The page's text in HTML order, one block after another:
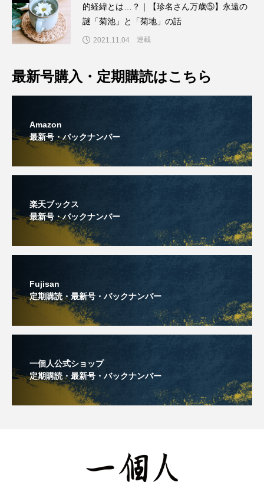
的経緯とは…？｜【珍名さん万歳⑤】永遠の
謎「菊池」と「菊地」の話
2021.11.04 連載
最新号購入・定期購読はこちら
Amazon
最新号・バックナンバー
楽天ブックス
最新号・バックナンバー
Fujisan
定期購読・最新号・バックナンバー
一個人公式ショップ
定期購読・最新号・バックナンバー